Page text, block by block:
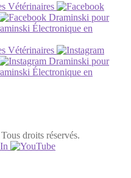
Vétérinaires
Draminski pour
Électronique en
Vétérinaires
Draminski pour
Électronique en
droits réservés.